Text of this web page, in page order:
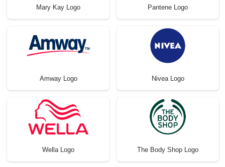
Mary Kay Logo Pantene Logo
Amway Logo Nivea Logo
Wella Logo The Body Shop Logo